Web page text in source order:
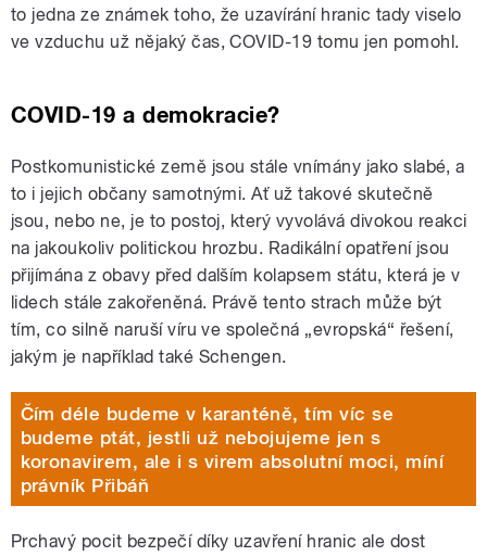
to jedna ze známek toho, že uzavírání hranic tady viselo
ve vzduchu už nějaký čas, COVID-19 tomu jen pomohl.
COVID-19 a demokracie?
Postkomunistické země jsou stále vnímány jako slabé, a
to i jejich občany samotnými. Ať už takové skutečně
jsou, nebo ne, je to postoj, který vyvolává divokou reakci
na jakoukoliv politickou hrozbu. Radikální opatření jsou
přijímána z obavy před dalším kolapsem státu, která je v
lidech stále zakořeněná. Právě tento strach může být
tím, co silně naruší víru ve společná „evropská“ řešení,
jakým je například také Schengen.
Čím déle budeme v karanténě, tím víc se
budeme ptát, jestli už nebojujeme jen s
koronavirem, ale i s virem absolutní moci, míní
právník Přibáň
Prchavý pocit bezpečí díky uzavření hranic ale dost